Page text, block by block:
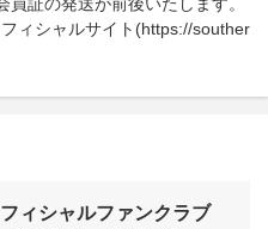
ィシャルサイト(https://souther
ィシャルファンクラブ